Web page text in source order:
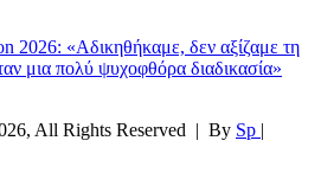
2026: «Aδικηθήκαμε, δεν αξίζαμε τη
μια πολύ ψυχοφθόρα διαδικασία»
All Rights Reserved | By Sp |